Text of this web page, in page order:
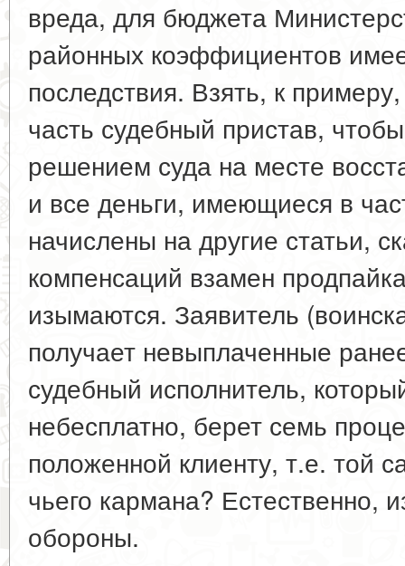
вреда, для бюджета
районных коэффициентов
последствия. Взять, к
часть судебный пристав,
решением суда на месте
и все деньги, имеющиеся в
начислены на другие статьи,
компенсаций взамен
изымаются. Заявитель
получает невыплаченные
судебный исполнитель,
небесплатно, берет семь
положенной клиенту, т.е. той
чьего кармана? Естественно,
обороны.